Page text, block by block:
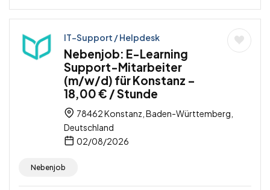
IT-Support / Helpdesk
Nebenjob: E-Learning
Support-Mitarbeiter
(m/w/d) für Konstanz –
18,00 € / Stunde
78462 Konstanz, Baden-Württemberg,
Deutschland
02/08/2026
Nebenjob